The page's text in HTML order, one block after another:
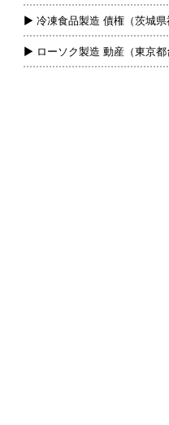
▶ 冷凍食品製造 債権（茨城県
▶ ローソク製造 動産（東京都